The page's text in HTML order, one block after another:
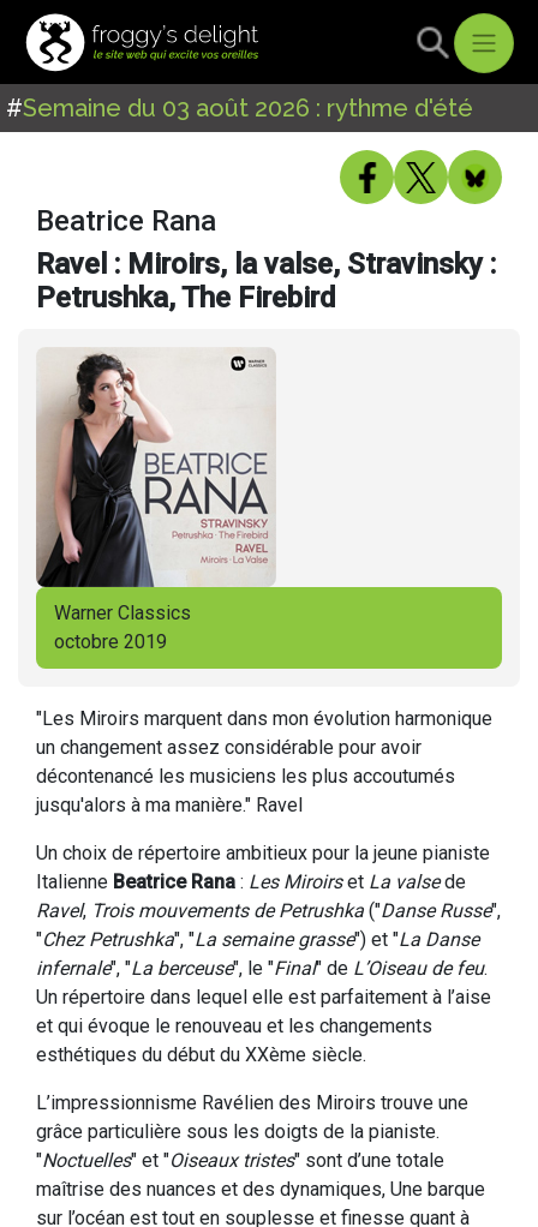
#Semaine du 03 août 2026 : rythme d'été
Beatrice Rana
Ravel : Miroirs, la valse, Stravinsky :
Petrushka, The Firebird
Warner Classics
octobre 2019
"Les Miroirs marquent dans mon évolution harmonique
un changement assez considérable pour avoir
décontenancé les musiciens les plus accoutumés
jusqu'alors à ma manière." Ravel
Un choix de répertoire ambitieux pour la jeune pianiste
Italienne Beatrice Rana : Les Miroirset La valsede
Ravel, Trois mouvements de Petrushka ("Danse Russe",
"Chez Petrushka", "La semaine grasse") et "La Danse
infernale", "La berceuse", le "Final" de L’Oiseau de feu.
Un répertoire dans lequel elle est parfaitement à l’aise
et qui évoque le renouveau et les changements
esthétiques du début du XXème siècle.
L’impressionnisme Ravélien des Miroirs trouve une
grâce particulière sous les doigts de la pianiste.
"Noctuelles" et "Oiseaux tristes" sont d’une totale
maîtrise des nuances et des dynamiques, Une barque
sur l’océan est tout en souplesse et finesse quant à